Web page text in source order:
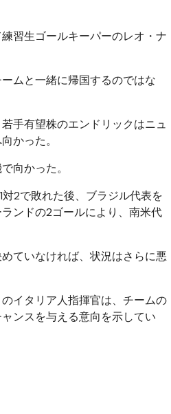
習生ゴールキーパーのレオ・ナ
ムと一緒に帰国するのではな
手有望株のエンドリックはニュ
かった。
向かった。
2で敗れた後、ブラジル代表を
ンドの2ゴールにより、南米代
ていなければ、 状況はさらに悪
イタリア人指揮官は、チームの
ンスを与える意向を示してい